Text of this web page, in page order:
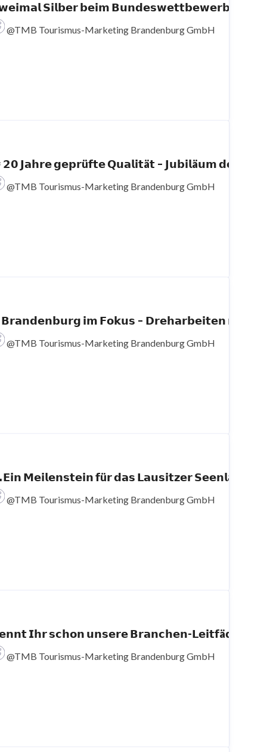
𝗦𝗶𝗹𝗯𝗲𝗿 𝗯𝗲𝗶𝗺 𝗕𝘂𝗻𝗱𝗲𝘀𝘄𝗲𝘁𝘁𝗯𝗲𝘄𝗲𝗿𝗯 „𝗨𝗻𝘀𝗲𝗿
@TMB Tourismus-Marketing Brandenburg GmbH
𝟮𝟬 𝗝𝗮𝗵𝗿𝗲 𝗴𝗲𝗽𝗿ü𝗳𝘁𝗲 𝗤𝘂𝗮𝗹𝗶𝘁ä𝘁 – 𝗝𝘂𝗯𝗶𝗹ä𝘂𝗺 𝗱𝗲𝗿 𝗶
@TMB Tourismus-Marketing Brandenburg GmbH
𝗕𝗿𝗮𝗻𝗱𝗲𝗻𝗯𝘂𝗿𝗴 𝗶𝗺 𝗙𝗼𝗸𝘂𝘀 – 𝗗𝗿𝗲𝗵𝗮𝗿𝗯𝗲𝗶𝘁𝗲𝗻 𝗺𝗶𝘁
@TMB Tourismus-Marketing Brandenburg GmbH
𝗘𝗶𝗻 𝗠𝗲𝗶𝗹𝗲𝗻𝘀𝘁𝗲𝗶𝗻 𝗳ü𝗿 𝗱𝗮𝘀 𝗟𝗮𝘂𝘀𝗶𝘁𝘇𝗲𝗿 𝗦𝗲𝗲𝗻𝗹𝗮𝗻𝗱!
@TMB Tourismus-Marketing Brandenburg GmbH
𝗜𝗵𝗿 𝘀𝗰𝗵𝗼𝗻 𝘂𝗻𝘀𝗲𝗿𝗲 𝗕𝗿𝗮𝗻𝗰𝗵𝗲𝗻-𝗟𝗲𝗶𝘁𝗳ä𝗱𝗲𝗻 𝘇𝘂𝗿
@TMB Tourismus-Marketing Brandenburg GmbH